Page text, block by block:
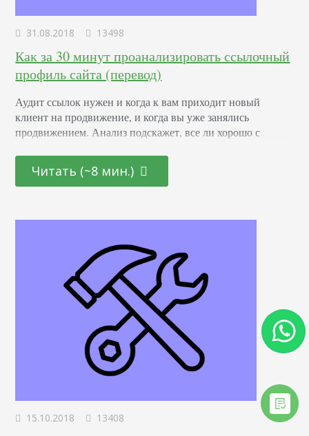
31.08.2018 13498
Как за 30 минут проанализировать ссылочный
профиль сайта (перевод)
Аудит ссылок нужен и когда к вам приходит новый
клиент на продвижение, и когда вы уже занялись
продвижением. Анализ подскажет, все ли хорошо с
наказывает сайты. Выше — яркий пример
некачественной обратной ссылки. В статье я расскажу,
Читать (~8 мин.)
15.10.2018 13408